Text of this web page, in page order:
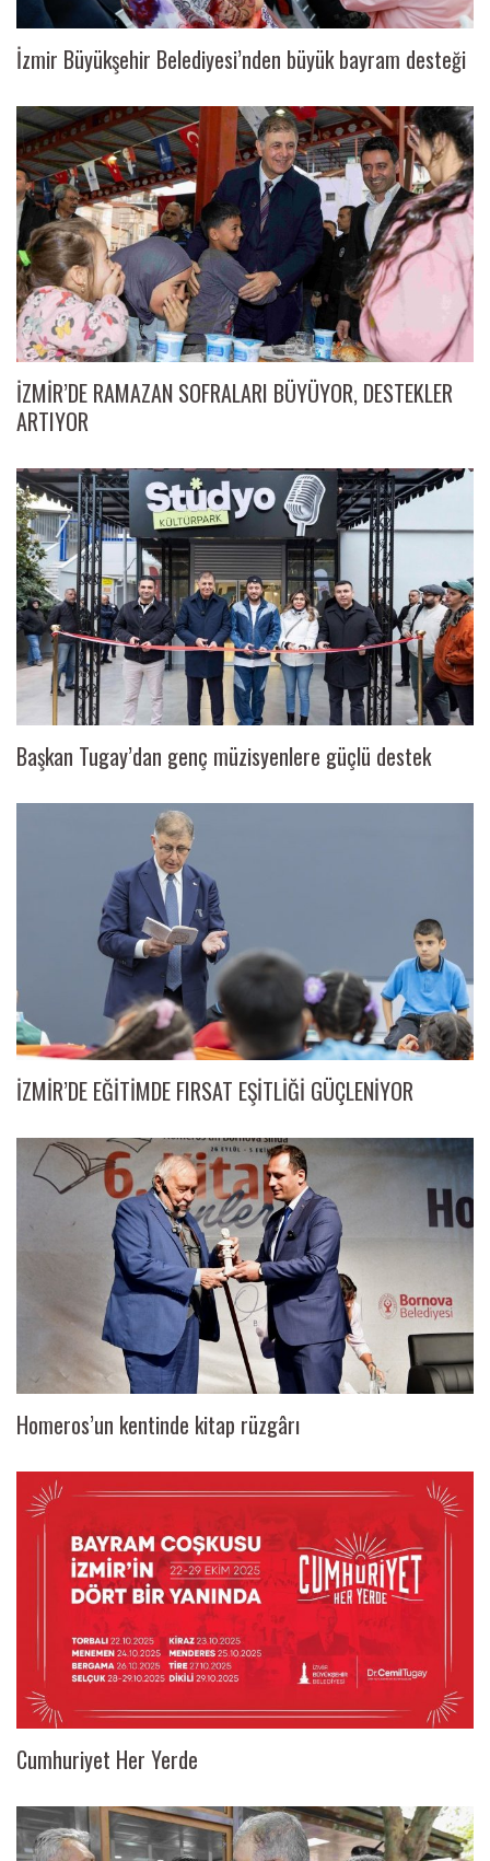
İzmir Büyükşehir Belediyesi’nden büyük bayram desteği
İZMİR’DE RAMAZAN SOFRALARI BÜYÜYOR, DESTEKLER
ARTIYOR
Başkan Tugay’dan genç müzisyenlere güçlü destek
İZMİR’DE EĞİTİMDE FIRSAT EŞİTLİĞİ GÜÇLENİYOR
Homeros’un kentinde kitap rüzgârı
Cumhuriyet Her Yerde